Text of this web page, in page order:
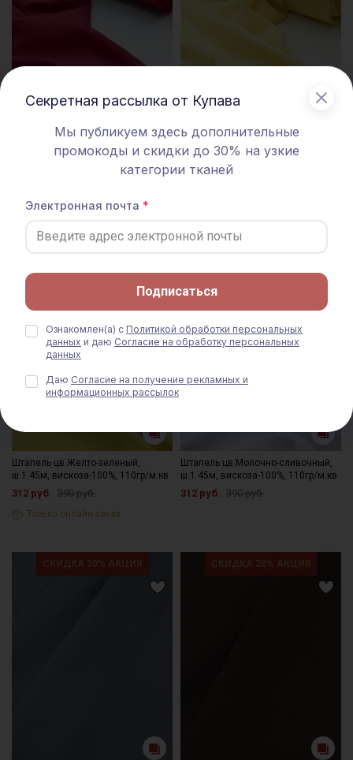
Штапель цв.Красно-малиновый,
СОРТ2, ш.1.45м, вискоза-100%,
Штапель цв.Светлый лимонно-
желтый, ш.1.45м, вискоза-100%,
110гр/м.кв
312 руб. 390 руб.
Штапель цв.Желто-зеленый,
ш.1.45м, вискоза-100%, 110гр/м.кв
312 руб. 390 руб.
Только онлайн-заказ
Штапель цв.Молочно-сливочный,
ш.1.45м, вискоза-100%, 110гр/м.кв
312 руб. 390 руб.
Секретная рассылка от Купава
Мы публикуем здесь дополнительные
промокоды и скидки до 30% на узкие
категории тканей
Электронная почта
Подписаться
Ознакомлен(а) с Политикой обработки персональных
данных и даю Согласие на обработку персональных
данных
Даю Согласие на получение рекламных и
информационных рассылок